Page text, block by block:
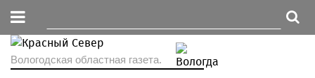
Вологодская областная газета.